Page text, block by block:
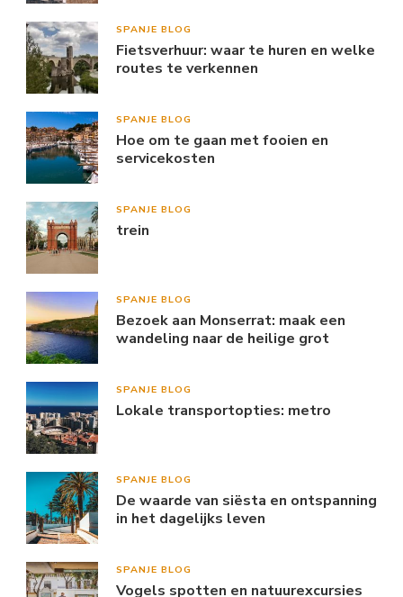
SPANJE BLOG
Fietsverhuur: waar te huren en welke
routes te verkennen
SPANJE BLOG
Hoe om te gaan met fooien en
servicekosten
SPANJE BLOG
trein
SPANJE BLOG
Bezoek aan Monserrat: maak een
wandeling naar de heilige grot
SPANJE BLOG
Lokale transportopties: metro
SPANJE BLOG
De waarde van siësta en ontspanning
in het dagelijks leven
SPANJE BLOG
Vogels spotten en natuurexcursies